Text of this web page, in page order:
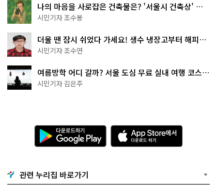
나의 마음을 사로잡은 건축물은? '서울시 건축상' 수
상작 공개!
시민기자 조수봉
더울 땐 잠시 쉬었다 가세요! 생수 냉장고부터 해피소
·무더위쉼터까지
시민기자 조수연
여름방학 어디 갈까? 서울 도심 무료 실내 여행 코스
추천
시민기자 김은주
다
운
로
기
G
o
A
p
p
e
관련 누리집 바로가기